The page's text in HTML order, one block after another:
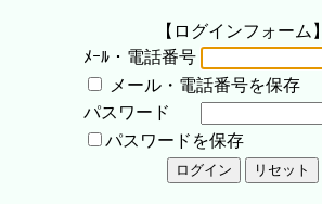
【ログインフォーム】
ﾒｰﾙ・電話番号
メール・電話番号を保存
パスワード
パスワードを保存